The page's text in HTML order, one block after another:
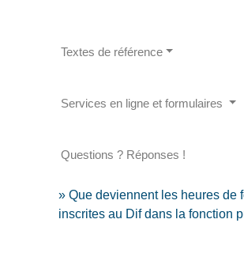
Textes de référence
Services en ligne et formulaires
Questions ? Réponses !
Que deviennent les heures de
inscrites au Dif dans la fonction